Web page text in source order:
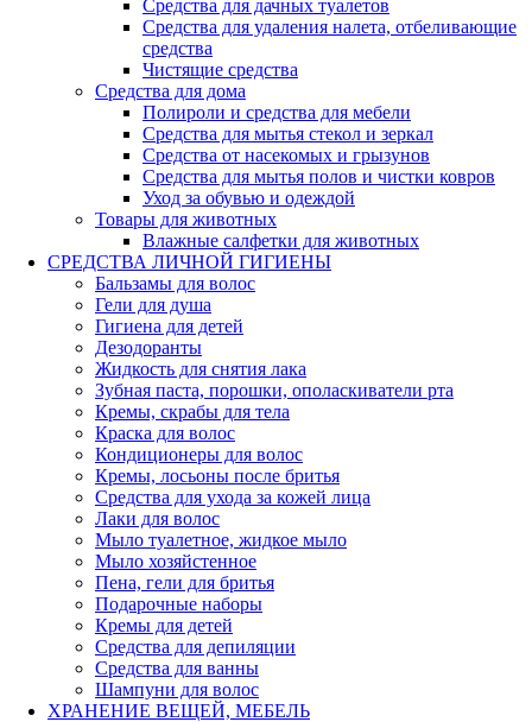
Средства для дачных туалетов
Средства для удаления налета, отбеливающие
средства
Чистящие средства
Средства для дома
Полироли и средства для мебели
Средства для мытья стекол и зеркал
Средства от насекомых и грызунов
Средства для мытья полов и чистки ковров
Уход за обувью и одеждой
Товары для животных
Влажные салфетки для животных
СРЕДСТВА ЛИЧНОЙ ГИГИЕНЫ
Бальзамы для волос
Гели для душа
Гигиена для детей
Дезодоранты
Жидкость для снятия лака
Зубная паста, порошки, ополаскиватели рта
Кремы, скрабы для тела
Краска для волос
Кондиционеры для волос
Кремы, лосьоны после бритья
Средства для ухода за кожей лица
Лаки для волос
Мыло туалетное, жидкое мыло
Мыло хозяйстенное
Пена, гели для бритья
Подарочные наборы
Кремы для детей
Средства для депиляции
Средства для ванны
Шампуни для волос
ХРАНЕНИЕ ВЕЩЕЙ, МЕБЕЛЬ